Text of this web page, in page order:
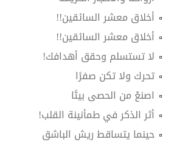
أخلاق معشر السائقين!!
أخلاق معشر السائقين!!
لا تستسلم وحقق أهدافك!
تحرك ولا تكن صفرًا
اصنعْ من الحصى بيتًا
أثر الذكر في طمأنينة القلب!
حينما يتساقط ريش الباشق